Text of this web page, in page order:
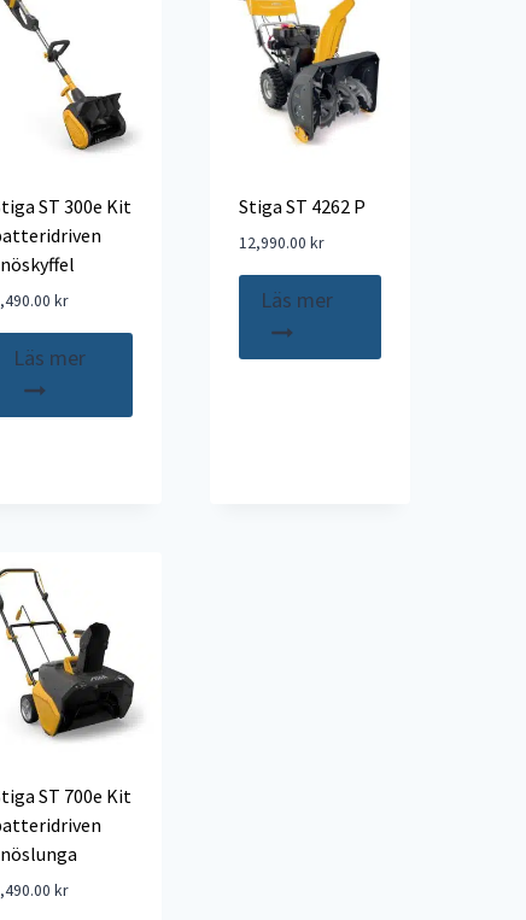
ST 300e Kit
kr
Läs mer
Stiga ST 4262 P
12,990.00kr
Läs mer
ST 700e Kit
kr